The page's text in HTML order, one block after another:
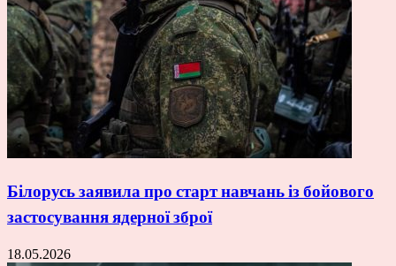
Білорусь заявила про старт навчань із бойового
застосування ядерної зброї
18.05.2026